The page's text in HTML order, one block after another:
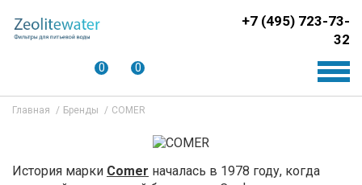
+7 (495) 723-73-
32
0 0
Главная Бренды COMER
История марки Comer началась в 1978 году, когда